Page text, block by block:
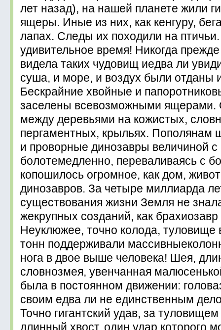
лет назад), на нашей планете жили
ящеры. Иные из них, как кенгуру,
лапах. Следы их походили на
удивительное время! Никогда
видела таких чудовищ иедва ли
суша, и море, и воздух были отданы
Бескрайние хвойные и
заселены всевозможными ящерами.
между деревьями на кожистых,
пергаментных, крыльях. Пополянам
и проворные динозавры величиной с
болотемедленно, переваливаясь с
копошилось огромное, как дом,
динозавров. За четыре миллиарда
существования жизни Земля не
жекрупных созданий, как
Неуклюжее, точно колода, туловище
тонн поддерживали
нога в двое выше человека! Шея,
словнозмея, увенчанная
была в постоянном движении:
своим едва ли не единственным
Точно гигантский удав, за
длинный хвост, один удар которого